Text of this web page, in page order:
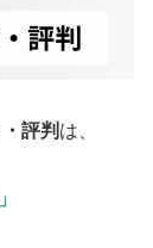
評判 は、